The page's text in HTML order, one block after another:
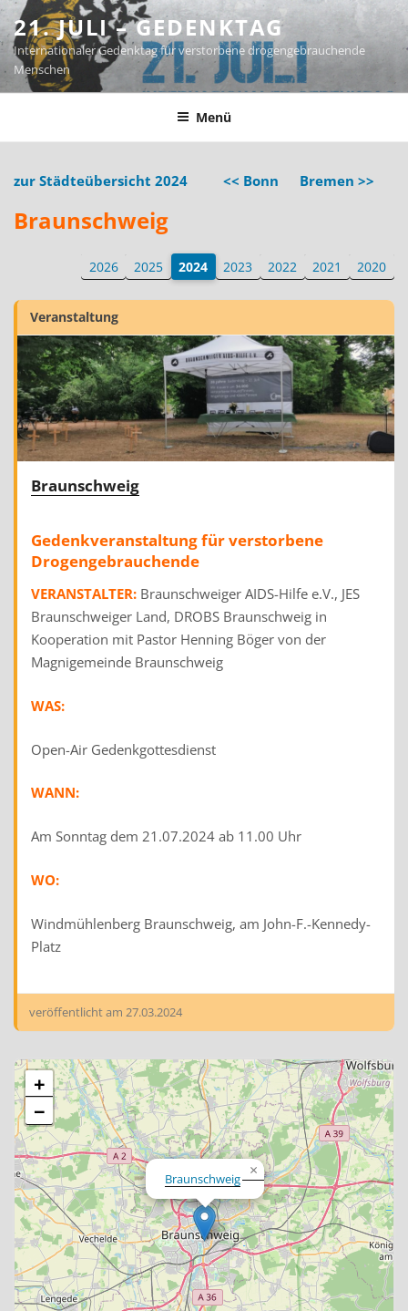
Zum
Inhalt
springen
21. JULI – GEDENKTAG
Internationaler Gedenktag für verstorbene drogengebrauchende
Menschen
Menü
zur Städteübersicht 2024 Bremen >>
<< Bonn
Braunschweig
2026 2025 2024 2023 2022 2021 2020
Veranstaltung
Braunschweig
Gedenkveranstaltung für verstorbene
Drogengebrauchende
VERANSTALTER: Braunschweiger AIDS-Hilfe e.V., JES
Braunschweiger Land, DROBS Braunschweig in
Kooperation mit Pastor Henning Böger von der
Magnigemeinde Braunschweig
WAS:
Open-Air Gedenkgottesdienst
WANN:
Am Sonntag dem 21.07.2024 ab 11.00 Uhr
WO:
Windmühlenberg Braunschweig, am John-F.-Kennedy-
Platz
veröffentlicht am 27.03.2024
Braunschweig ×
+
−